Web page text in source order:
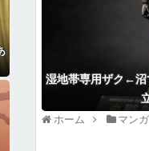
湿地帯専用ザク←沼
ホーム マンガ